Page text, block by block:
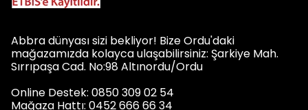
Abbra dünyası sizi bekliyor! Bize Ordu'daki
mağazamızda kolayca ulaşabilirsiniz: Şarkiye Mah.
Sırrıpaşa Cad. No:98 Altınordu/Ordu
Online Destek: 0850 309 02 54
Mağaza Hattı: 0452 666 66 34